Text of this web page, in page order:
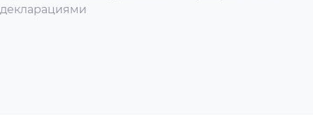
декларациями